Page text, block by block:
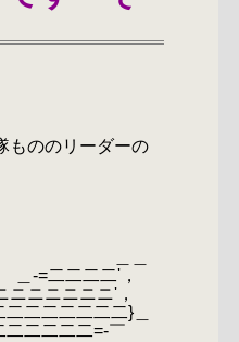
ダーの
'，
'，
}＿
￣